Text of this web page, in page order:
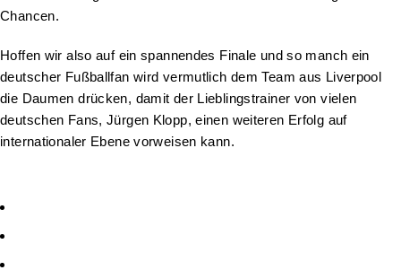
Chancen.
Hoffen wir also auf ein spannendes Finale und so manch ein
deutscher Fußballfan wird vermutlich dem Team aus Liverpool
die Daumen drücken, damit der Lieblingstrainer von vielen
deutschen Fans, Jürgen Klopp, einen weiteren Erfolg auf
internationaler Ebene vorweisen kann.